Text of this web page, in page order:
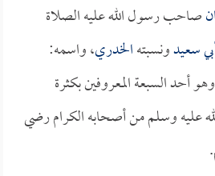
صاحب رسول الله عليه الصلاة
سعيدونسبتهالخدري، واسمه:
أحد السبعة المعروفين بكثرة
عليه وسلم من أصحابه الكرام رضي